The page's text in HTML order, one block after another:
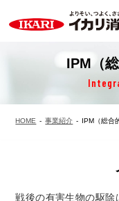
IPM（
HOME 事業紹介 IPM（総合
戦後の有害生物の駆除